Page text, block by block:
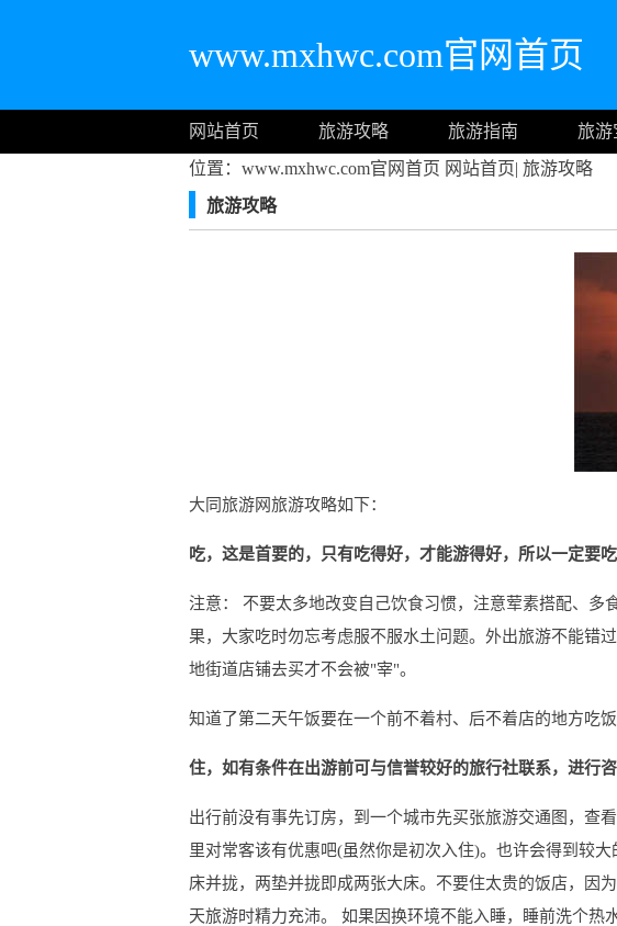
www.mxhwc.com官网首页
网站首页 旅游攻略 旅游指南 旅游
位置：www.mxhwc.com官网首页 网站首页| 旅游攻略
旅游攻略
大同旅游网旅游攻略如下：
吃，这是首要的，只有吃得好，才能游得好，所以一定要
注意： 不要太多地改变自己饮食习惯，注意荤素搭配、
果，大家吃时勿忘考虑服不服水土问题。外出旅游不能错
地街道店铺去买才不会被"宰"。
知道了第二天午饭要在一个前不着村、后不着店的地方吃
住，如有条件在出游前可与信誉较好的旅行社联系，进行咨
出行前没有事先订房，到一个城市先买张旅游交通图，查
里对常客该有优惠吧(虽然你是初次入住)。也许会得到较
床并拢，两垫并拢即成两张大床。不要住太贵的饭店，因
天旅游时精力充沛。 如果因换环境不能入睡，睡前洗个热